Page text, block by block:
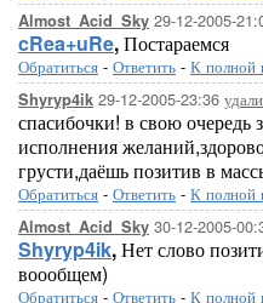
Almost_Acid_Sky 29-12-2005-
cRea+uRe,Постараемся
Обратиться - Ответить - К полной
Shyryp4ik 29-12-2005-23:36
спасибочки! в свою очередь
исполнения
грусти,даёшь позитив в
Обратиться - Ответить - К полной
Almost_Acid_Sky 30-12-2005-
Shyryp4ik,Нет слово
воообщем)
Обратиться - Ответить - К полной